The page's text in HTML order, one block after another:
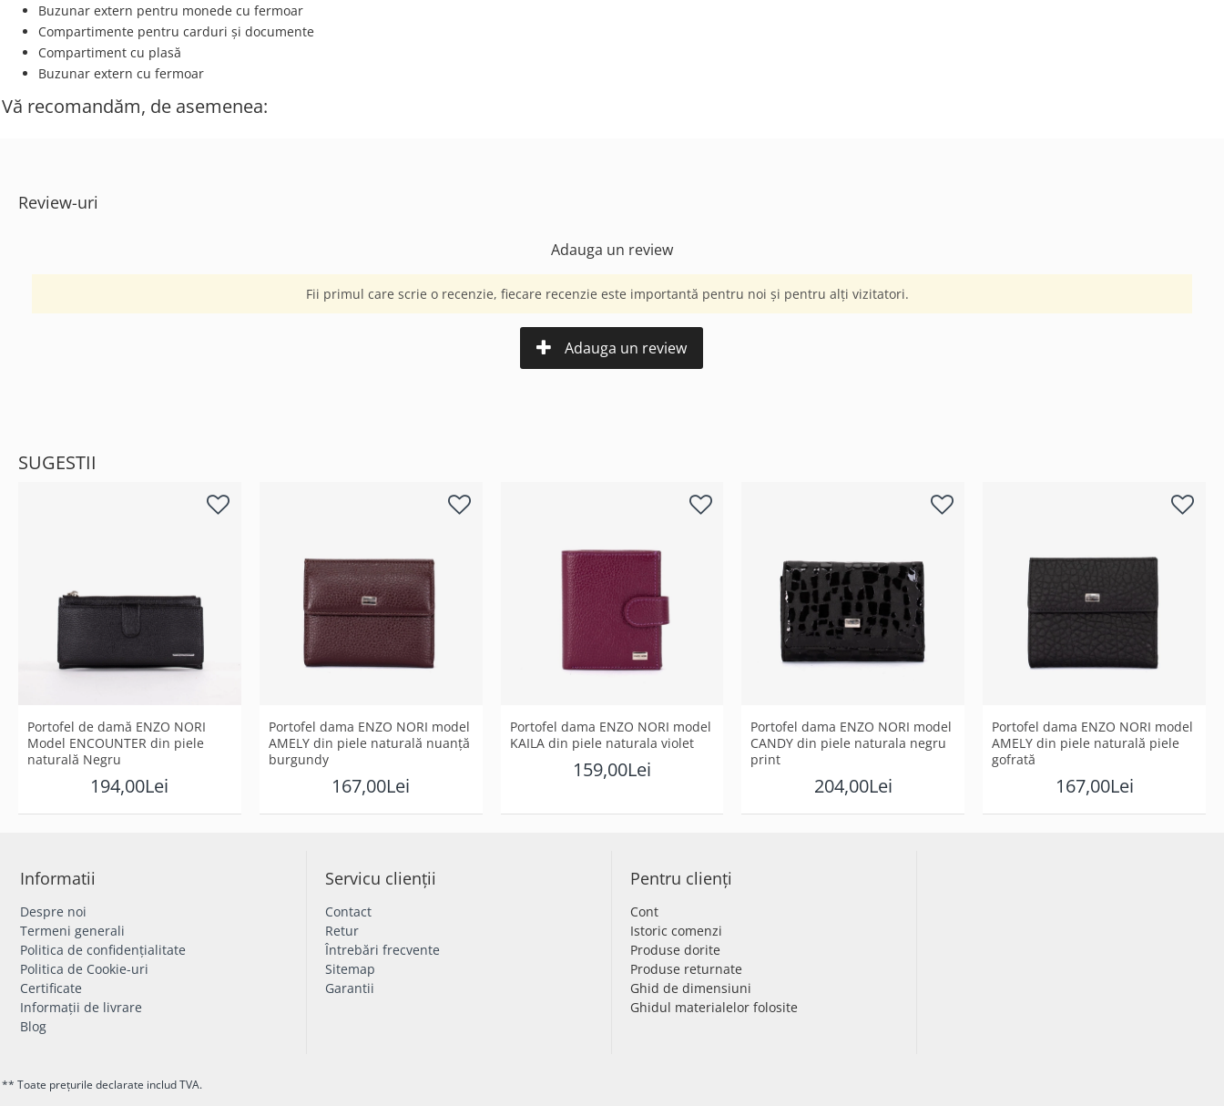
Buzunar extern pentru monede cu fermoar
Compartimente pentru carduri și documente
Compartiment cu plasă
Buzunar extern cu fermoar
Vă recomandăm, de asemenea:
Review-uri
Adauga un review
Fii primul care scrie o recenzie, fiecare recenzie este importantă pentru noi și pentru alți vizitatori.
Adauga un review
SUGESTII
Portofel de damă ENZO NORI
Model ENCOUNTER din piele
naturală Negru
194,00Lei
Portofel dama ENZO NORI model
AMELY din piele naturală nuanță
burgundy
167,00Lei
Portofel dama ENZO NORI model
KAILA din piele naturala violet
159,00Lei
Portofel dama ENZO NORI model
CANDY din piele naturala negru
print
204,00Lei
Portofel dama ENZO NORI model
AMELY din piele naturală piele
gofrată
167,00Lei
Informatii
Despre noi
Termeni generali
Politica de confidențialitate
Politica de Cookie-uri
Certificate
Informații de livrare
Blog
Servicu clienții
Contact
Retur
Întrebări frecvente
Sitemap
Garantii
Pentru clienți
Cont
Istoric comenzi
Produse dorite
Produse returnate
Ghid de dimensiuni
Ghidul materialelor folosite
** Toate prețurile declarate includ TVA.